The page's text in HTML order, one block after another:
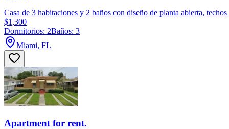
Casa de 3 habitaciones y 2 baños con diseño de planta abierta,
$1,300
Dormitorios: 2Baños: 3
Miami, FL
Apartment for rent.